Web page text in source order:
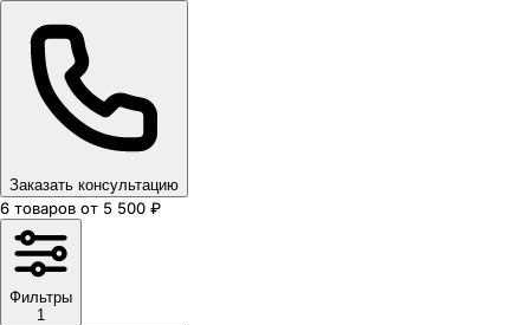
Заказать консультацию
6 товаров от 5 500 ₽
Фильтры
1